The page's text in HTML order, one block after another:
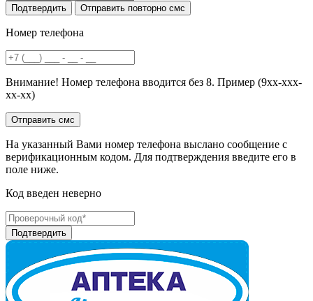
Номер телефона
Внимание! Номер телефона вводится без 8. Пример (9хх-ххх-
хх-хх)
На указанный Вами номер телефона выслано сообщение с
верификационным кодом. Для подтверждения введите его в
поле ниже.
Код введен неверно